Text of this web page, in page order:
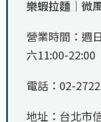
樂蝦拉麵｜微
營業時間：週
六11:00-22:00
電話：02-
地址：台北市